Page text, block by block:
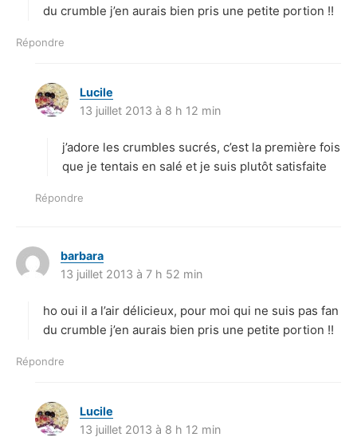
:
du crumble j’en aurais bien pris une petite portion !!
Répondre
Lucile
i
:
13 juillet 2013 à 8 h 12 min
j’adore les crumbles sucrés, c’est la première fois
que je tentais en salé et je suis plutôt satisfaite
Répondre
barbara
:
13 juillet 2013 à 7 h 52 min
ho oui il a l’air délicieux, pour moi qui ne suis pas fan
du crumble j’en aurais bien pris une petite portion !!
Répondre
Lucile
i
13 juillet 2013 à 8 h 12 min